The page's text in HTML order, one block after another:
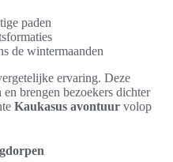
paden
de wintermaanden
ervaring. Deze
brengen bezoekers dichter
Kaukasus avontuur volop